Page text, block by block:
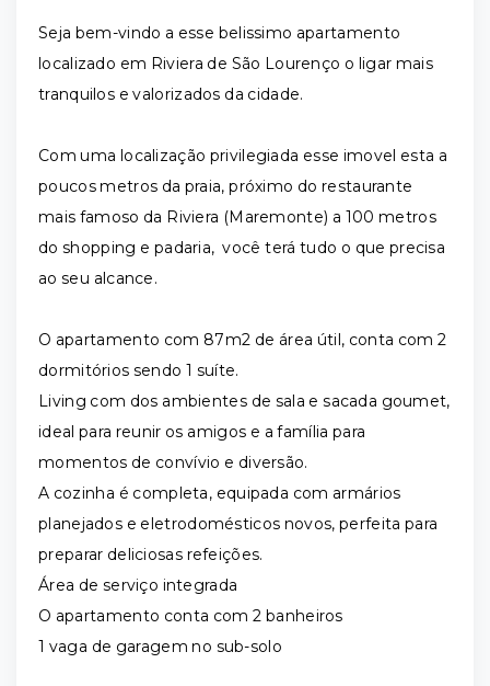
Seja bem-vindo a esse belissimo apartamento
localizado em Riviera de São Lourenço o ligar mais
tranquilos e valorizados da cidade.
Com uma localização privilegiada esse imovel esta a
poucos metros da praia, próximo do restaurante
mais famoso da Riviera (Maremonte) a 100 metros
do shopping e padaria, você terá tudo o que precisa
ao seu alcance.
O apartamento com 87m2 de área útil, conta com 2
dormitórios sendo 1 suíte.
Living com dos ambientes de sala e sacada goumet,
ideal para reunir os amigos e a família para
momentos de convívio e diversão.
A cozinha é completa, equipada com armários
planejados e eletrodomésticos novos, perfeita para
preparar deliciosas refeições.
Área de serviço integrada
O apartamento conta com 2 banheiros
1 vaga de garagem no sub-solo